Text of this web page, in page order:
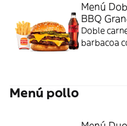
Menú
BBQ
Doble
barbacoa
Menú pollo